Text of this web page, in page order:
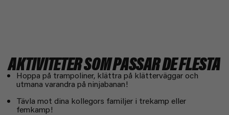
AKTIVITETER SOM PASSAR DE FLESTA​
Hoppa på trampoliner, klättra på klätterväggar och
utmana varandra på ninjabanan!
Tävla mot dina kollegors familjer i trekamp eller
femkamp!